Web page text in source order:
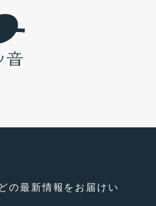
の最新情報をお届けい